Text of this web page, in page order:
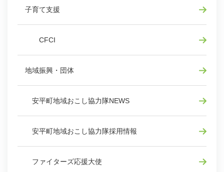
子育て支援
CFCI
地域振興・団体
安平町地域おこし協力隊NEWS
安平町地域おこし協力隊採用情報
ファイターズ応援大使